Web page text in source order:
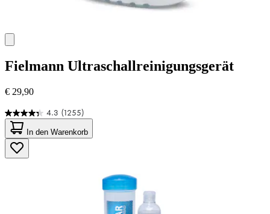
Fielmann Ultraschallreinigungsgerät
€ 29,90
4.3 (1255)
4.3
von
5
Sternen.
1255
In den Warenkorb